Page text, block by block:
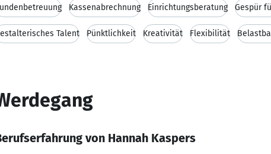
Kassenabrechnung Einrichtungsberatung Gespür
Talent Pünktlichkeit Kreativität Flexibilität
von Hannah Kaspers